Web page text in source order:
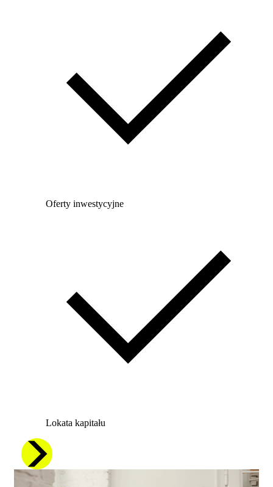
Oferty inwestycyjne
Lokata kapitału